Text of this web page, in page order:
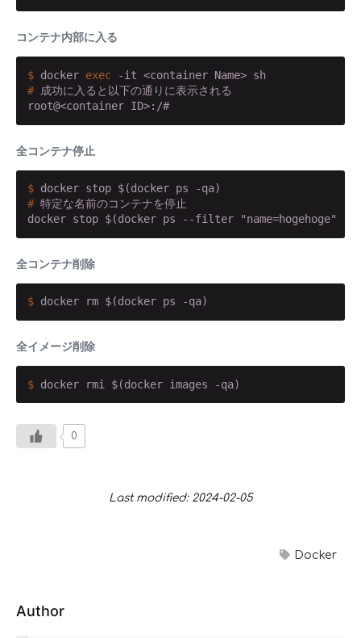
コンテナ内部に入る
$ docker exec -it <container Name> sh
# 成功に入ると以下の通りに表示される
root@<container ID>:/#
全コンテナ停止
$ docker stop $(docker ps -qa)
# 特定な名前のコンテナを停止
docker stop $(docker ps --filter "name=hogehoge" -
全コンテナ削除
$ docker rm $(docker ps -qa)
全イメージ削除
$ docker rmi $(docker images -qa)
0
Last modified: 2024-02-05
Docker
Author